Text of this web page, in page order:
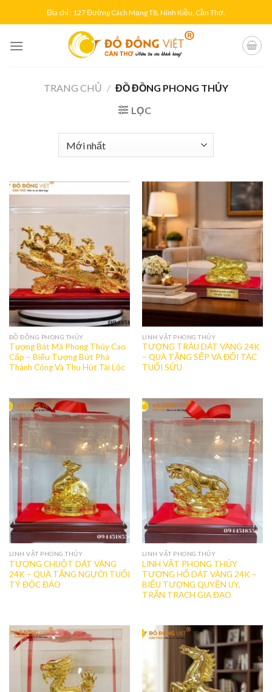
to
Địa chỉ : 127 Đường Cách Mạng T8, Ninh Kiều, Cần Thơ.
TRANG CHỦ / ĐỒ ĐỒNG PHONG THỦY
LỌC
ĐỒ ĐỒNG PHONG THỦY
Tượng Bát Mã Phong Thủy Cao
Cấp – Biểu Tượng Bứt Phá
Thành Công Và Thu Hút Tài Lộc
LINH VẬT PHONG THỦY
TƯỢNG TRÂU DÁT VÀNG 24K
– QUÀ TẶNG SẾP VÀ ĐỐI TÁC
TUỔI SỬU
LINH VẬT PHONG THỦY
TƯỢNG CHUỘT DÁT VÀNG
24K – QUÀ TẶNG NGƯỜI TUỔI
TÝ ĐỘC ĐÁO
LINH VẬT PHONG THỦY
LINH VẬT PHONG THỦY
TƯỢNG HỔ DÁT VÀNG 24K –
BIỂU TƯỢNG QUYỀN UY,
TRẤN TRẠCH GIA ĐẠO